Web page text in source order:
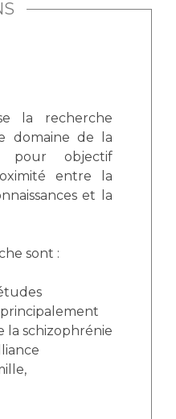
la recherche
domaine de la
pour objectif
entre la
et la
sont :
la schizophrénie